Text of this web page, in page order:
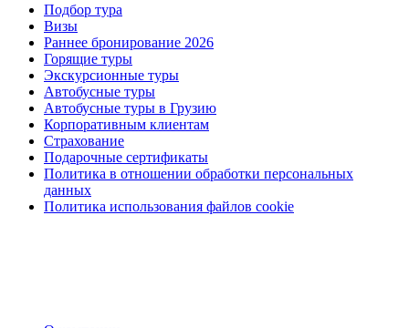
Подбор тура
Визы
Раннее бронирование 2026
Горящие туры
Экскурсионные туры
Автобусные туры
Автобусные туры в Грузию
Корпоративным клиентам
Страхование
Подарочные сертификаты
Политика в отношении обработки персональных
данных
Политика использования файлов cookie